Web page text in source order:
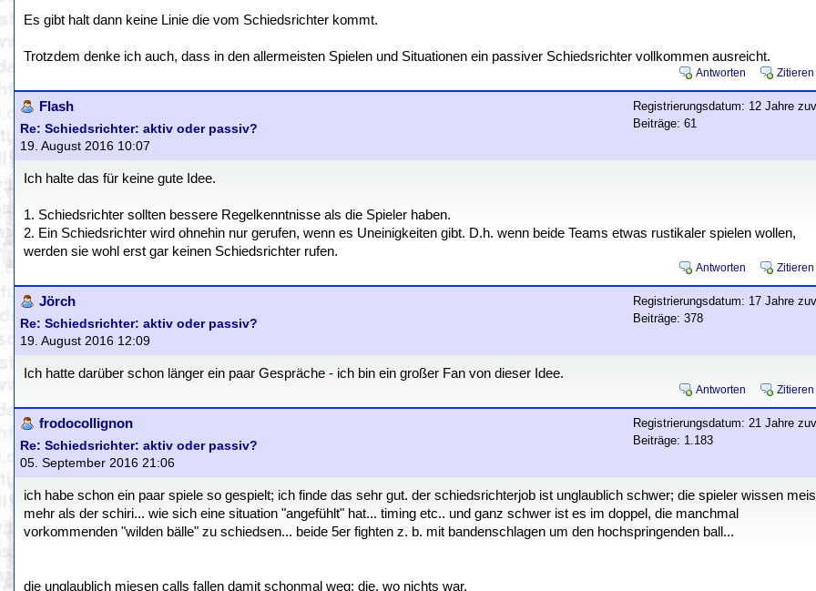
Es gibt halt dann keine Linie die vom Schiedsrichter kommt.
Trotzdem denke ich auch, dass in den allermeisten Spielen und Situationen ein passiver Schiedsrichter vollkommen ausreicht.
Antworten Zitieren
Flash
Re: Schiedsrichter: aktiv oder passiv?
19. August 2016 10:07
Registrierungsdatum: 12 Jahre
Beiträge: 61
Ich halte das für keine gute Idee.
1. Schiedsrichter sollten bessere Regelkenntnisse als die Spieler haben.
2. Ein Schiedsrichter wird ohnehin nur gerufen, wenn es Uneinigkeiten gibt. D.h. wenn beide Teams etwas rustikaler spielen wollen,
werden sie wohl erst gar keinen Schiedsrichter rufen.
Antworten Zitieren
Jörch
Re: Schiedsrichter: aktiv oder passiv?
19. August 2016 12:09
Registrierungsdatum: 17 Jahre
Beiträge: 378
Ich hatte darüber schon länger ein paar Gespräche - ich bin ein großer Fan von dieser Idee.
Antworten Zitieren
frodocollignon
Re: Schiedsrichter: aktiv oder passiv?
05. September 2016 21:06
Registrierungsdatum: 21 Jahre
Beiträge: 1.183
ich habe schon ein paar spiele so gespielt; ich finde das sehr gut. der schiedsrichterjob ist unglaublich schwer; die spieler wissen
mehr als der schiri... wie sich eine situation "angefühlt" hat... timing etc.. und ganz schwer ist es im doppel, die manchmal
vorkommenden "wilden bälle" zu schiedsen... beide 5er fighten z. b. mit bandenschlagen um den hochspringenden ball...
die unglaublich miesen calls fallen damit schonmal weg: die, wo nichts war.